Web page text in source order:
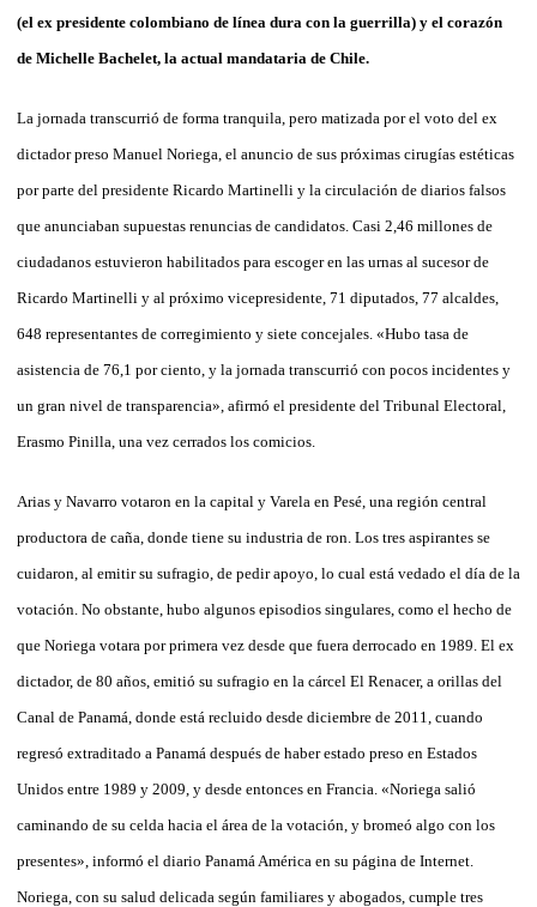
(el ex presidente colombiano de línea dura con la guerrilla) y el corazón
de Michelle Bachelet, la actual mandataria de Chile.
La jornada transcurrió de forma tranquila, pero matizada por el voto del ex
dictador preso Manuel Noriega, el anuncio de sus próximas cirugías estéticas
por parte del presidente Ricardo Martinelli y la circulación de diarios falsos
que anunciaban supuestas renuncias de candidatos. Casi 2,46 millones de
ciudadanos estuvieron habilitados para escoger en las urnas al sucesor de
Ricardo Martinelli y al próximo vicepresidente, 71 diputados, 77 alcaldes,
648 representantes de corregimiento y siete concejales. «Hubo tasa de
asistencia de 76,1 por ciento, y la jornada transcurrió con pocos incidentes y
un gran nivel de transparencia», afirmó el presidente del Tribunal Electoral,
Erasmo Pinilla, una vez cerrados los comicios.
Arias y Navarro votaron en la capital y Varela en Pesé, una región central
productora de caña, donde tiene su industria de ron. Los tres aspirantes se
cuidaron, al emitir su sufragio, de pedir apoyo, lo cual está vedado el día de la
votación. No obstante, hubo algunos episodios singulares, como el hecho de
que Noriega votara por primera vez desde que fuera derrocado en 1989. El ex
dictador, de 80 años, emitió su sufragio en la cárcel El Renacer, a orillas del
Canal de Panamá, donde está recluido desde diciembre de 2011, cuando
regresó extraditado a Panamá después de haber estado preso en Estados
Unidos entre 1989 y 2009, y desde entonces en Francia. «Noriega salió
caminando de su celda hacia el área de la votación, y bromeó algo con los
presentes», informó el diario Panamá América en su página de Internet.
Noriega, con su salud delicada según familiares y abogados, cumple tres